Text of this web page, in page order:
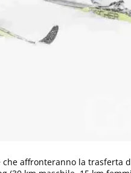
affronteranno la trasferta